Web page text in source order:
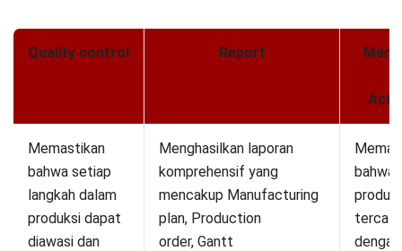
Pelajari Lebih Lanjut Tentang Software untuk
Bisnis
Temukan Software Terbaik untuk Bisnis